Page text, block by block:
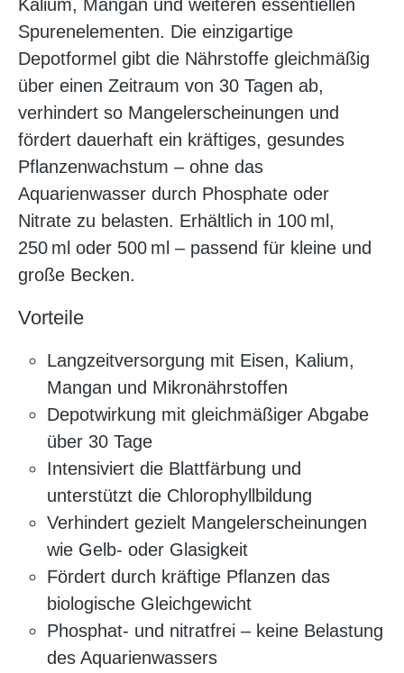
Kalium, Mangan und weiteren essentiellen
Spurenelementen. Die einzigartige
Depotformel gibt die Nährstoffe gleichmäßig
über einen Zeitraum von 30 Tagen ab,
verhindert so Mangelerscheinungen und
fördert dauerhaft ein kräftiges, gesundes
Pflanzenwachstum – ohne das
Aquarienwasser durch Phosphate oder
Nitrate zu belasten. Erhältlich in 100 ml,
250 ml oder 500 ml – passend für kleine und
große Becken.
Vorteile
Langzeitversorgung mit Eisen, Kalium,
Mangan und Mikronährstoffen
Depotwirkung mit gleichmäßiger Abgabe
über 30 Tage
Intensiviert die Blattfärbung und
unterstützt die Chlorophyllbildung
Verhindert gezielt Mangelerscheinungen
wie Gelb- oder Glasigkeit
Fördert durch kräftige Pflanzen das
biologische Gleichgewicht
Phosphat- und nitratfrei – keine Belastung
des Aquarienwassers